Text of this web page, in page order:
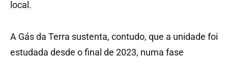
local.
A Gás da Terra sustenta, contudo, que a unidade foi
estudada desde o final de 2023, numa fase